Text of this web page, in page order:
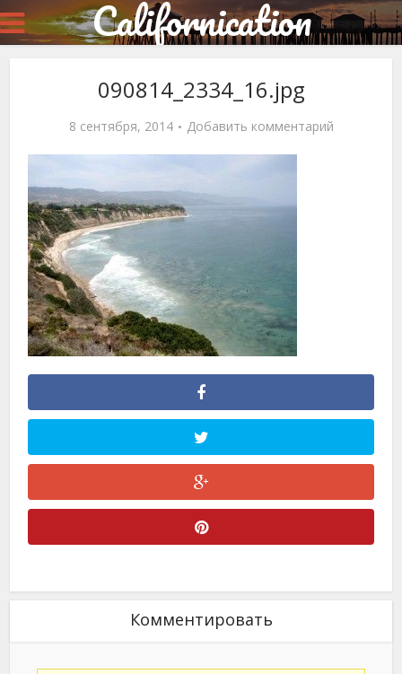
Californication
090814_2334_16.jpg
8 сентября, 2014 Добавить комментарий
Комментировать